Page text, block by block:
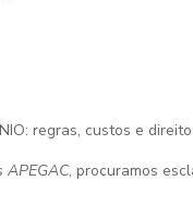
regras, custos e
APEGAC, procuramos